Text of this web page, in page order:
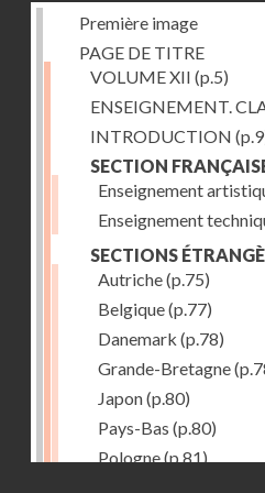
Première image
PAGE DE TITRE
VOLUME XII (p.5)
ENSEIGNEMENT.
INTRODUCTION
SECTION
Enseignement
Enseignement
SECTIONS
Autriche(p.75)
Belgique(p.77)
Danemark (p.78)
Grande-Bretagne
Japon(p.80)
Pays-Bas (p.80)
Pologne(p.81)